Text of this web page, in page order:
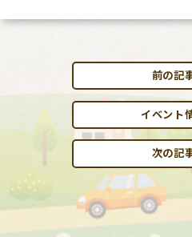
前の記
イベント
次の記